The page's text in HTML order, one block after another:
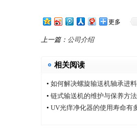
更多
上一篇： 公司介绍
相关阅读
• 如何解决螺旋输送机轴承进
• 链式输送机的维护与保养方
• UV光痒净化器的使用寿命有